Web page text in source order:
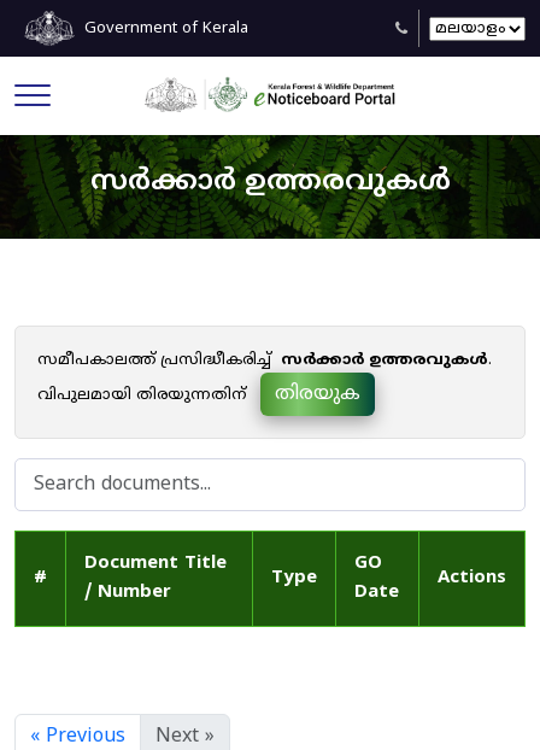
Government of Kerala
സർക്കാർ ഉത്തരവുകൾ
സമീപകാലത്ത് പ്രസിദ്ധീകരിച്ച് സർക്കാർ ഉത്തരവുകൾ.
വിപുലമായി തിരയുന്നതിന്
തിരയുക
#
Document Title
/ Number
Type
GO
Date
Actions
« Previous Next »